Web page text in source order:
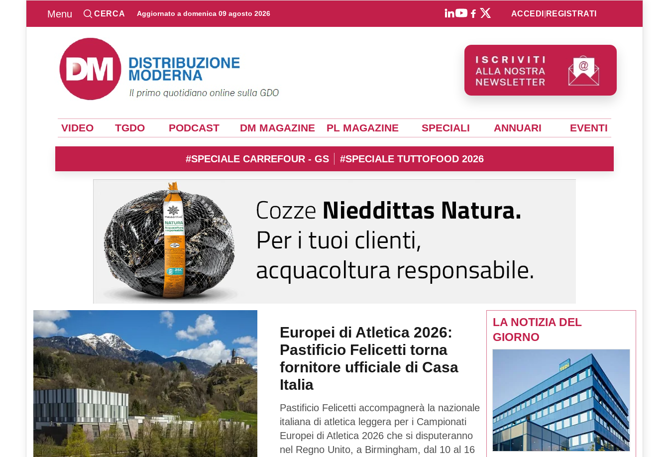
Menu CERCA Aggiornato a domenica 09 agosto 2026 ACCEDI REGISTRATI
VIDEO TGDO PODCAST DM MAGAZINE PL MAGAZINE SPECIALI ANNUARI EVENTI
#SPECIALE CARREFOUR - GS #SPECIALE TUTTOFOOD 2026
Europei di Atletica 2026:
Pastificio Felicetti torna
fornitore ufficiale di Casa
Italia
Pastificio Felicetti accompagnerà la nazionale
italiana di atletica leggera per i Campionati
Europei di Atletica 2026 che si disputeranno
nel Regno Unito, a Birmingham, dal 10 al 16
LA NOTIZIA DEL
GIORNO